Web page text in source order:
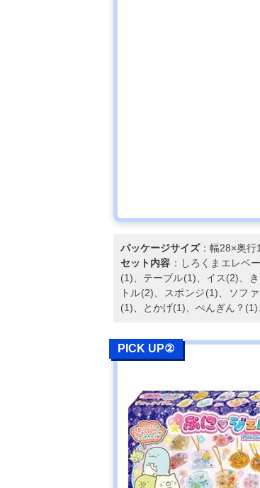
パッケージサイズ：幅28×奥行
セット内容 ：しろくまエレベ
(1)、テーブル(1)、イス(2)、
トル(2)、スポンジ(1)、ソフ
(1)、とかげ(1)、ぺんぎん？
PICK UP②